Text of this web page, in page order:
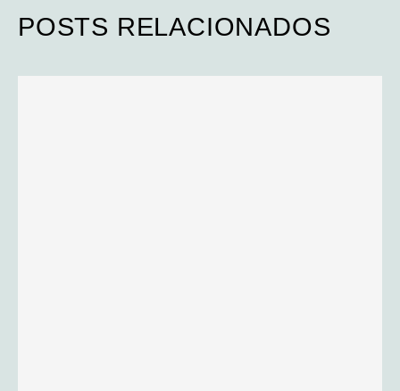
POSTS RELACIONADOS